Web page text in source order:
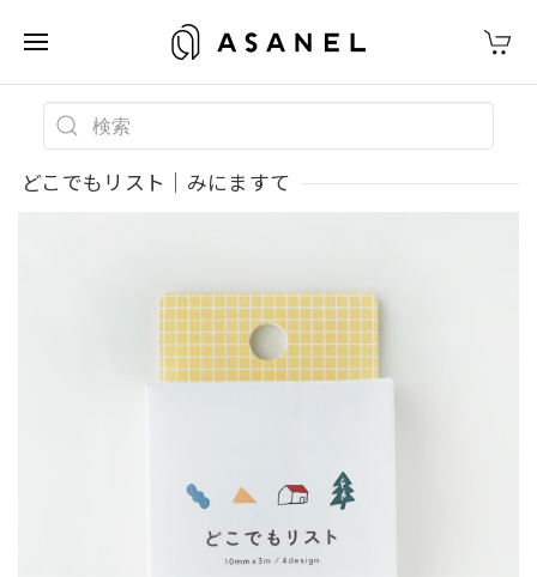
どこでもリスト｜みにますて